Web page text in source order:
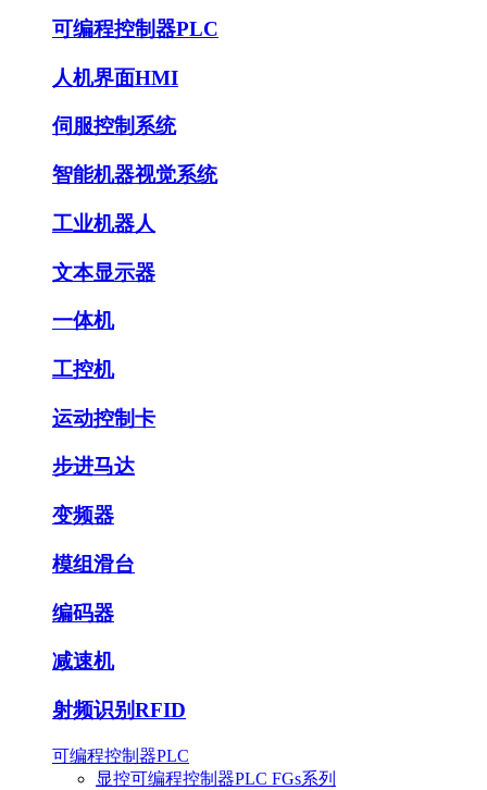
可编程控制器PLC
人机界面HMI
伺服控制系统
智能机器视觉系统
工业机器人
文本显示器
一体机
工控机
运动控制卡
步进马达
变频器
模组滑台
编码器
减速机
射频识别RFID
可编程控制器PLC
显控可编程控制器PLC FGs系列